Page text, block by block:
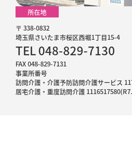
所在地
〒 338-0832
埼玉県さいたま市桜区西堀1丁目15-4
TEL 048-829-7130
FAX 048-829-7131
事業所番号
訪問介護・介護予防訪問介護サービス
居宅介護・重度訪問介護